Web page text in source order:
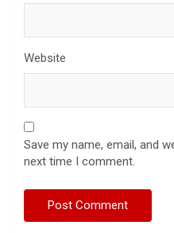
Website
Save my name, email, and
next time I comment.